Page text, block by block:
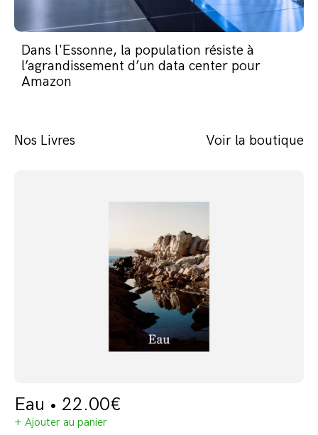
Dans l'Essonne, la population résiste à
l’agrandissement d’un data center pour
Amazon
Nos Livres Voir la boutique
Eau • 22.00€
+ Ajouter au panier